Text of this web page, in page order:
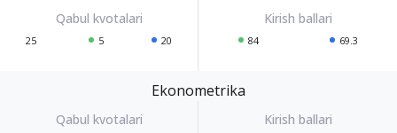
25 5 20 84 69.3
Ekonometrika